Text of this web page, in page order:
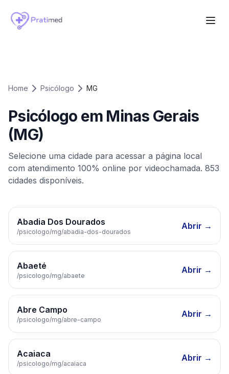
Home Psicólogo MG
Psicólogo em Minas Gerais
(MG)
Selecione uma cidade para acessar a página local
com atendimento 100% online por videochamada. 853
cidades disponíveis.
Abadia Dos Dourados
/psicologo/mg/abadia-dos-dourados
Abrir →
Abaeté
/psicologo/mg/abaete
Abrir →
Abre Campo
/psicologo/mg/abre-campo
Abrir →
Acaiaca
/psicologo/mg/acaiaca
Abrir →